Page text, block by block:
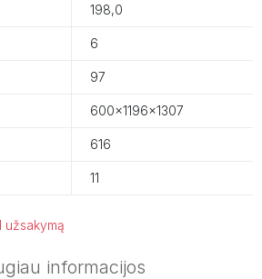
198,0
6
97
600x1196x1307
616
11
užsakymą
informacijos